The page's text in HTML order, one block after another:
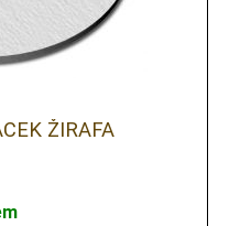
ŽIRAFA